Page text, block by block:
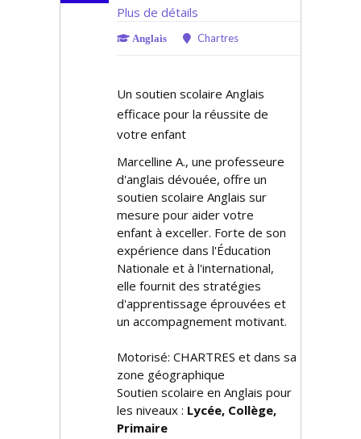
Plus de détails
Anglais Chartres
Un soutien scolaire Anglais
efficace pour la réussite de
votre enfant
Marcelline A., une professeure
d'anglais dévouée, offre un
soutien scolaire Anglais sur
mesure pour aider votre
enfant à exceller. Forte de son
expérience dans l'Éducation
Nationale et à l'international,
elle fournit des stratégies
d'apprentissage éprouvées et
un accompagnement motivant.
Motorisé: CHARTRES et dans sa
zone géographique
Soutien scolaire en Anglais pour
les niveaux : Lycée, Collège,
Primaire